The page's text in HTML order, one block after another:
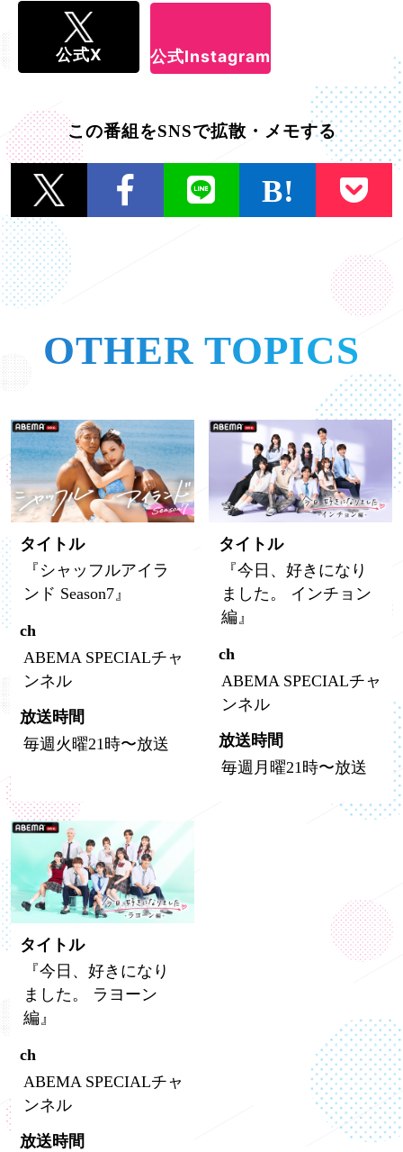
公式X 公式Instagram
この番組をSNSで拡散・メモする
OTHER TOPICS
タイトル
『シャッフルアイラ
ンド Season7』
ch
ABEMA SPECIALチャ
ンネル
放送時間
毎週火曜21時〜放送
タイトル
『今日、好きになり
ました。 インチョン
編』
ch
ABEMA SPECIALチャ
ンネル
放送時間
毎週月曜21時〜放送
タイトル
『今日、好きになり
ました。 ラヨーン
編』
ch
ABEMA SPECIALチャ
ンネル
放送時間